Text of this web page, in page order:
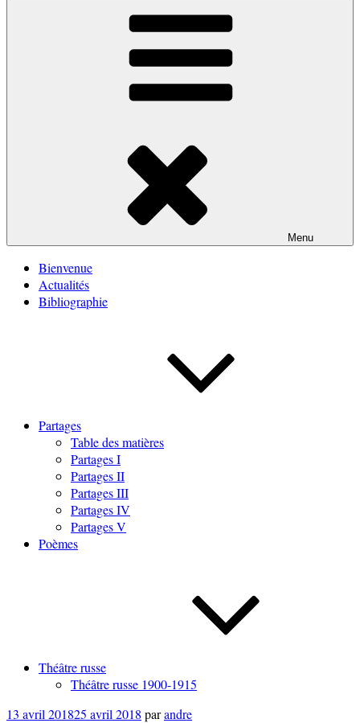
Menu
Bienvenue
Actualités
Bibliographie
Partages
Table des matières
Partages I
Partages II
Partages III
Partages IV
Partages V
Poèmes
Théâtre russe
Théâtre russe 1900-1915
Publié
13 avril 201825 avril 2018 parandre